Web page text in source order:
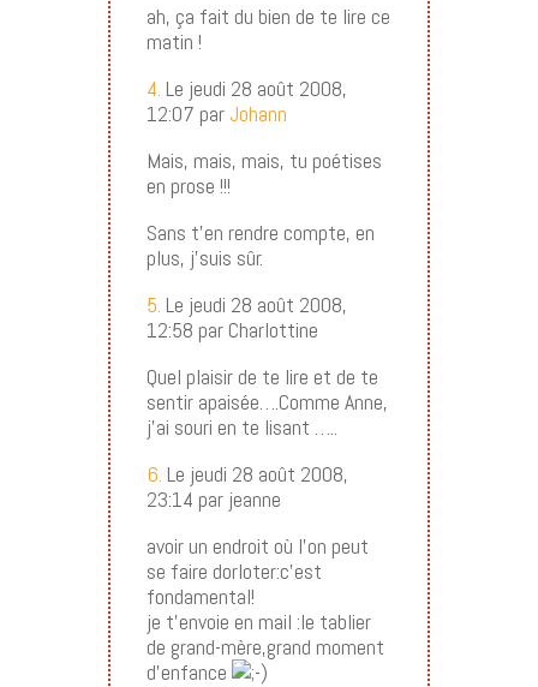
ah, ça fait du bien de te lire ce
matin !
4. Le jeudi 28 août 2008,
12:07 par Johann
Mais, mais, mais, tu poétises
en prose !!!
Sans t’en rendre compte, en
plus, j’suis sûr.
5. Le jeudi 28 août 2008,
12:58 par Charlottine
Quel plaisir de te lire et de te
sentir apaisée….Comme Anne,
j’ai souri en te lisant …..
6. Le jeudi 28 août 2008,
23:14 par jeanne
avoir un endroit où l’on peut
se faire dorloter:c’est
fondamental!
je t’envoie en mail :le tablier
de grand-mère,grand moment
d’enfance